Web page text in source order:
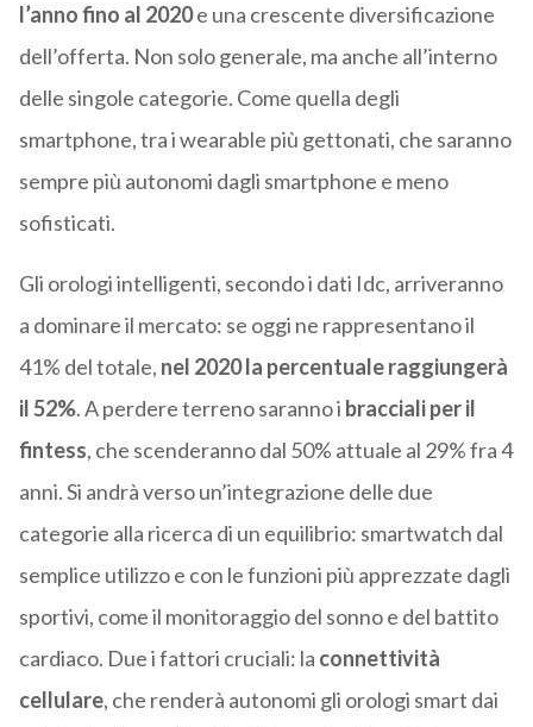
l’anno fino al 2020e una crescente diversificazione
dell’offerta. Non solo generale, ma anche all’interno
delle singole categorie. Come quella degli
smartphone, tra i wearable più gettonati, che saranno
sempre più autonomi dagli smartphone e meno
sofisticati.
Gli orologi intelligenti, secondo i dati Idc, arriveranno
a dominare il mercato: se oggi ne rappresentano il
41% del totale, nel 2020 la percentuale raggiungerà
il 52%. A perdere terreno saranno i bracciali per il
fintess, che scenderanno dal 50% attuale al 29% fra 4
anni. Si andrà verso un’integrazione delle due
categorie alla ricerca di un equilibrio: smartwatch dal
semplice utilizzo e con le funzioni più apprezzate dagli
sportivi, come il monitoraggio del sonno e del battito
cardiaco. Due i fattori cruciali: la connettività
cellulare, che renderà autonomi gli orologi smart dai